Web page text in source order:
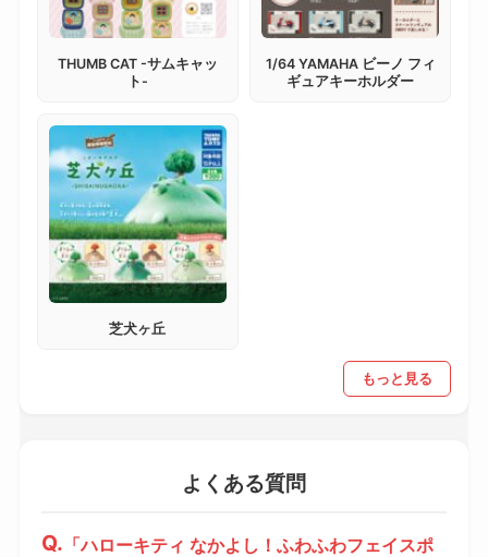
THUMB CAT -サムキャッ
ト-
1/64 YAMAHA ビーノ フィ
ギュアキーホルダー
芝犬ヶ丘
もっと見る
よくある質問
「ハローキティ なかよし！ふわふわフェイスポ